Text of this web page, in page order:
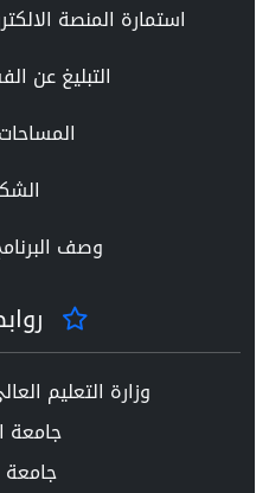
استمارة المنصة
التبليغ عن
وصف
وزارة التعليم
جامعة